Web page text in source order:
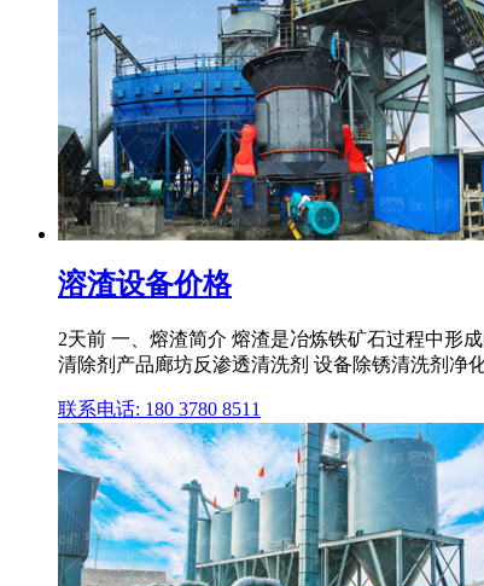
溶渣设备价格
2天前 一、熔渣简介 熔渣是冶炼铁矿石过程中形
清除剂产品廊坊反渗透清洗剂 设备除锈清洗剂
联系电话: 180 3780 8511